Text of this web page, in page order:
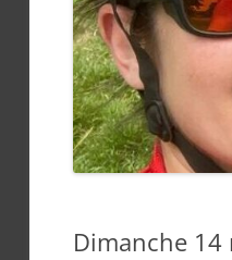
Dimanche 14